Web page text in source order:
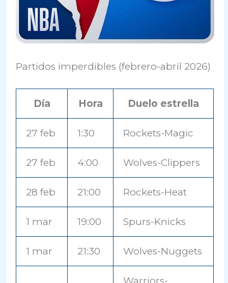
Partidos imperdibles (febrero-abril 2026)
Día Hora Duelo estrella
27 feb 1:30 Rockets-Magic
27 feb 4:00 Wolves-Clippers
28 feb 21:00 Rockets-Heat
1 mar 19:00 Spurs-Knicks
1 mar 21:30 Wolves-Nuggets